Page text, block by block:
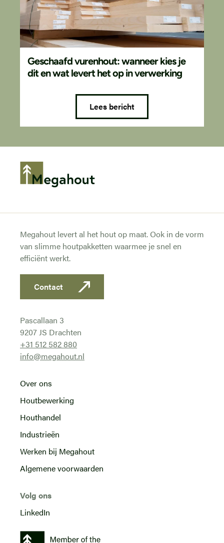
Geschaafd vurenhout: wanneer kies je
dit en wat levert het op in verwerking
Lees bericht
Megahout levert al het hout op maat. Ook in de vorm
van slimme houtpakketten waarmee je snel en
efficiënt werkt.
Contact
Pascallaan 3
9207 JS Drachten
+31 512 582 880
info@megahout.nl
Over ons
Houtbewerking
Houthandel
Industrieën
Werken bij Megahout
Algemene voorwaarden
Volg ons
LinkedIn